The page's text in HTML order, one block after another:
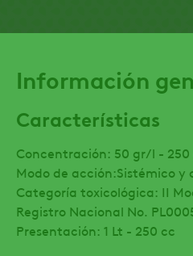
Información
Características
Concentración: 50 gr/l -
Modo de acción:Sistémico
Categoría toxicológica: II
Registro Nacional No.
Presentación: 1 Lt - 250 cc